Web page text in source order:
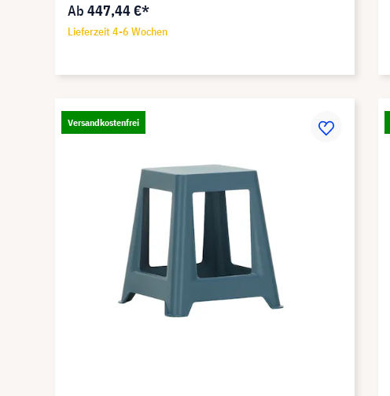
Ab 447,44 €*
Lieferzeit 4-6 Wochen
Versandkostenfrei